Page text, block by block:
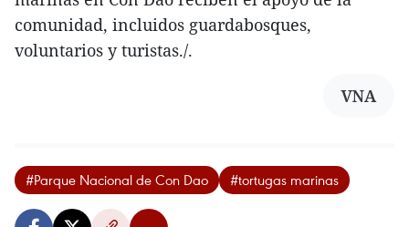
comunidad, incluidos guardabosques,
voluntarios y turistas./.
VNA
#Parque Nacional de Con Dao #tortugas marinas